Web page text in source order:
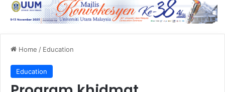
Home / Education
Education